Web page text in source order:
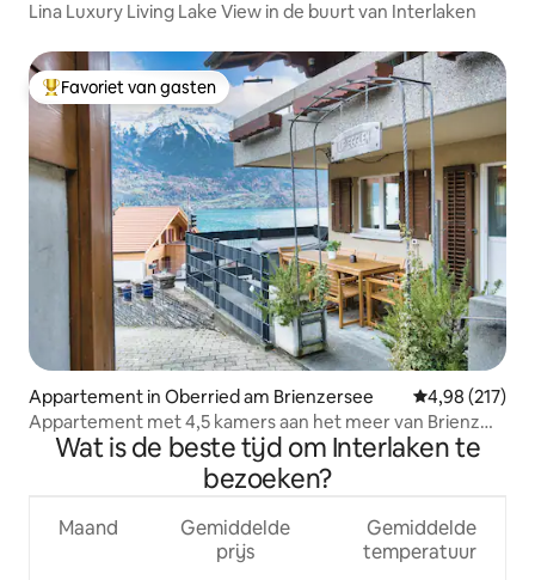
Lina Luxury Living Lake View in de buurt van Interlaken
Topfavoriet van gasten
Favoriet van gasten
Appartement in Oberried am Brienzersee Gemiddelde
4,98 (217)
Appartement met 4,5 kamers aan het meer van Brienz
met uitzicht op het meer
Wat is de beste tijd om Interlaken te
bezoeken?
Maand
Gemiddelde
prijs
Gemiddelde
temperatuur